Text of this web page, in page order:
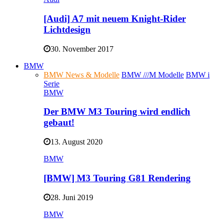
[Audi] A7 mit neuem Knight-Rider
Lichtdesign
30. November 2017
BMW
BMW News & Modelle BMW ///M Modelle BMW i
Serie
BMW
Der BMW M3 Touring wird endlich
gebaut!
13. August 2020
BMW
[BMW] M3 Touring G81 Rendering
28. Juni 2019
BMW